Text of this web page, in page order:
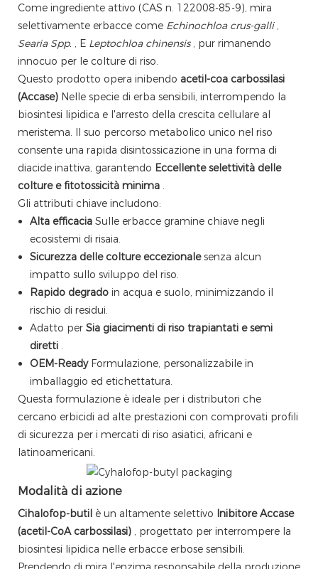
Come ingrediente attivo (CAS n. 122008-85-9), mira
selettivamente erbacce come Echinochloa crus-galli ,
Searia Spp. , E Leptochloa chinensis , pur rimanendo
innocuo per le colture di riso.
Questo prodotto opera inibendo acetil-coa carbossilasi
(Accase) Nelle specie di erba sensibili, interrompendo la
biosintesi lipidica e l'arresto della crescita cellulare al
meristema. Il suo percorso metabolico unico nel riso
consente una rapida disintossicazione in una forma di
diacide inattiva, garantendo Eccellente selettività delle
colture e fitotossicità minima .
Gli attributi chiave includono:
Alta efficacia Sulle erbacce gramine chiave negli
ecosistemi di risaia.
Sicurezza delle colture eccezionalesenza alcun
impatto sullo sviluppo del riso.
Rapido degrado in acqua e suolo, minimizzando il
rischio di residui.
Adatto per Sia giacimenti di riso trapiantati e semi
diretti .
OEM-Ready Formulazione, personalizzabile in
imballaggio ed etichettatura.
Questa formulazione è ideale per i distributori che
cercano erbicidi ad alte prestazioni con comprovati profili
di sicurezza per i mercati di riso asiatici, africani e
latinoamericani.
Modalità di azione
Cihalofop-butil è un altamente selettivo Inibitore Accase
(acetil-CoA carbossilasi) , progettato per interrompere la
biosintesi lipidica nelle erbacce erbose sensibili.